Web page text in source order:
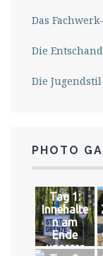
Das
Die
Die
PHOTO
Tag 1:
Innehalte
n am
Ende
unserer